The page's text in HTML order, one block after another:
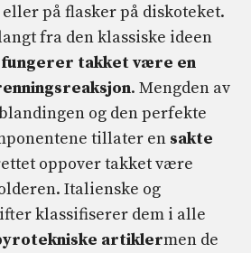
på flasker på diskoteket.
fra den klassiske ideen
takket være en
. Mengden av
og den perfekte
tillater en sakte
oppover takket være
Italienske og
klassifiserer dem i alle
artiklermen de